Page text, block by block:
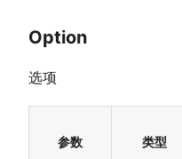
Option
选项
参数 类型